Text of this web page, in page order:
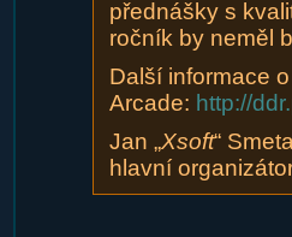
přednášky s
ročník by neměl
Další informace
Arcade: http://
Jan „Xsoft“
hlavní